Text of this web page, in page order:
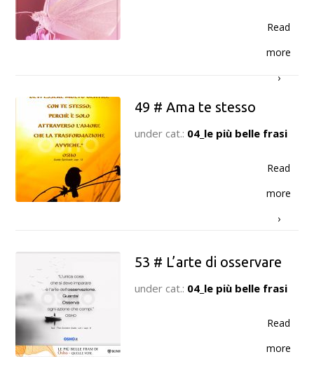
Read
more
›
49 # Ama te stesso
under cat.: 04_le più belle frasi
Read
more
›
53 # L’arte di osservare
under cat.: 04_le più belle frasi
Read
more